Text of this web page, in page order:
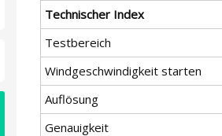
Technischer Index
Testbereich
Windgeschwindigkeit starten
Auflösung
Genauigkeit